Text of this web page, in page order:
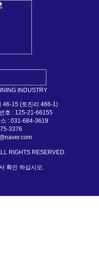
INDUSTRY
46-15 (토진리 466-1)
호 : 125-21-66155
: 031-684-3619
3376
RIGHTS RESERVED.
확인 하십시오.